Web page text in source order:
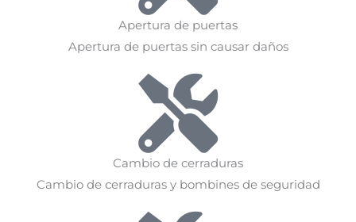
Apertura de puertas
Apertura de puertas sin causar daños
Cambio de cerraduras
Cambio de cerraduras y bombines de seguridad